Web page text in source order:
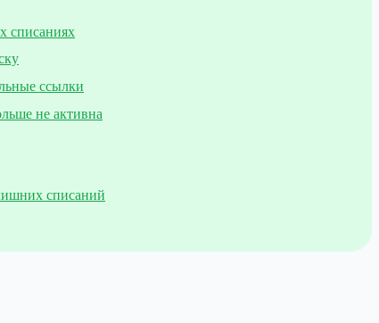
списаниях
ссылки
не активна
списаний